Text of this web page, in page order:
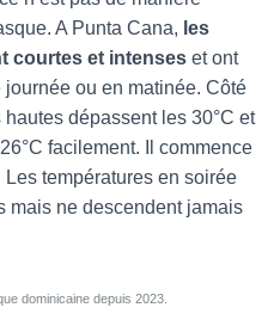
A Punta Cana, les
courtes et intenses et ont
ou en matinée. Côté
dépassent les 30°C et
facilement. Il commence
Les températures en soirée
mais ne descendent jamais
dominicaine depuis 2023.